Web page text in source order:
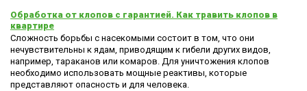
Обработка от клопов с гарантией. Как травить клопов в
квартире
Сложность борьбы с насекомыми состоит в том, что они
нечувствительны к ядам, приводящим к гибели других видов,
например, тараканов или комаров. Для уничтожения клопов
необходимо использовать мощные реактивы, которые
представляют опасность и для человека.